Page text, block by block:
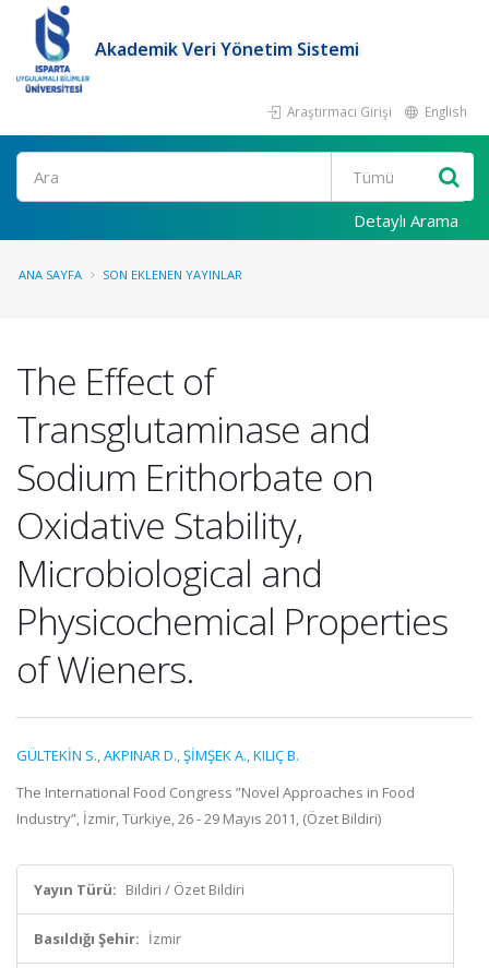
Akademik Veri Yönetim Sistemi
Araştırmacı Girişi English
Ara
Detaylı Arama
ANA SAYFA SON EKLENEN YAYINLAR
The Effect of
Transglutaminase and
Sodium Erithorbate on
Oxidative Stability,
Microbiological and
Physicochemical Properties
of Wieners.
GÜLTEKİN S.,AKPINAR D.,ŞİMŞEK A.,KILIÇ B.
The International Food Congress ”Novel Approaches in Food
Industry”, İzmir, Türkiye, 26 - 29 Mayıs 2011, (Özet Bildiri)
Yayın Türü: Bildiri / Özet Bildiri
Basıldığı Şehir: İzmir